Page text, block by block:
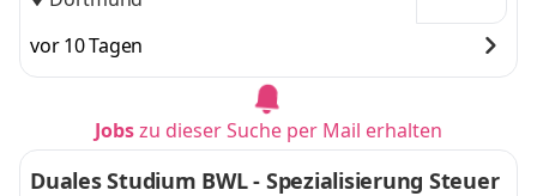
vor 10 Tagen
Jobszu dieser Suche per Mail erhalten
Duales Studium BWL - Spezialisierung Steuer